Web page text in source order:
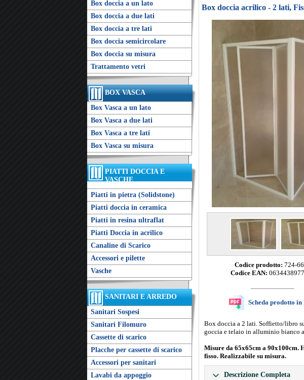
Box doccia a un lato
Box doccia a due lati
Box doccia a tre lati
Box doccia semicircolare
Box doccia su misura
Trattamento vetri
BOX VASCA
Box Vasca a un lato
Box Vasca a due lati
Box Vasca a tre lati
Box Vasca su misura
PIATTI DOCCIA E
VASCHE
Piatti in pietra (Solidstone)
Piatti doccia in ceramica
Piatti in resina ultraflat
Piatti Doccia in acrilico
Canaline di Scarico
Accessori e pilette
Vasche
SANITARI E ARREDO
Sanitari Sospesi
Sanitari Filomuro
Cassette di scarico
Placche per cassette di scarico
Accessori per sanitari
Lavabi da appoggio
Box doccia acrilico - 2 lati,
Codice prodotto: 724-
Codice EAN:
Scheda prodotto in
Box doccia a 2 lati. Soffietto/libro
goccia e telaio in alluminio bianco
Misure da 65x65cm a 90x100cm.
fisso. Realizzabile su misura.
Descrizione Completa